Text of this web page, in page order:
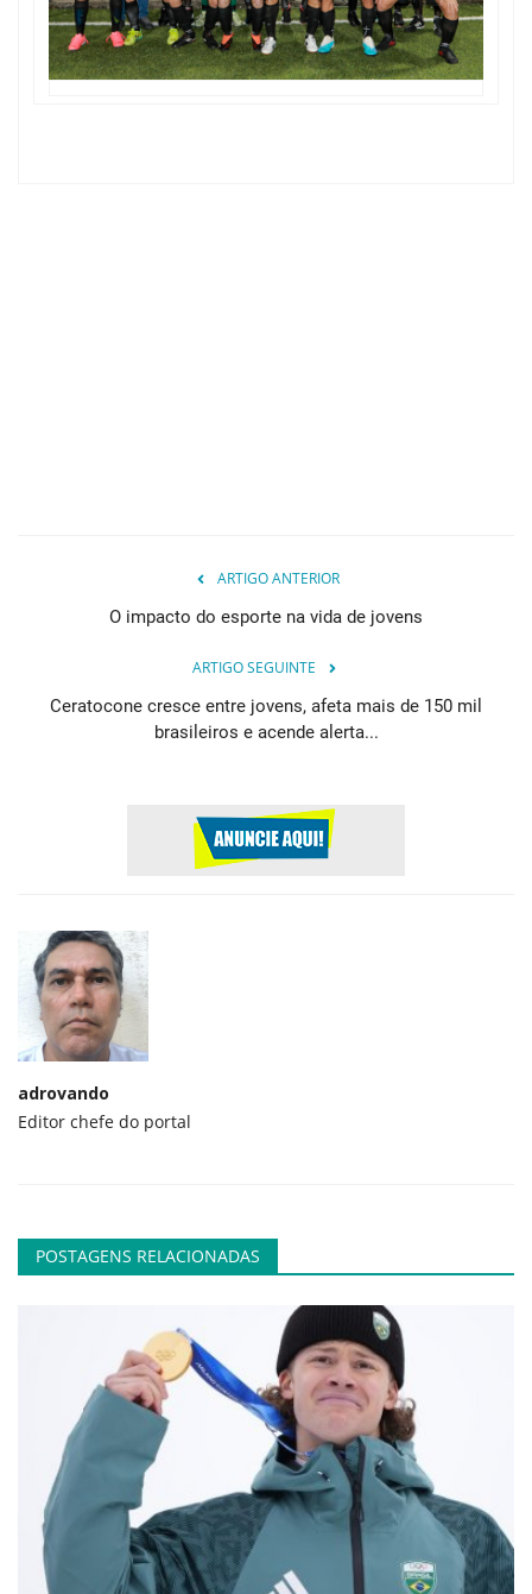
ARTIGO ANTERIOR
O impacto do esporte na vida de jovens
ARTIGO SEGUINTE
Ceratocone cresce entre jovens, afeta mais de 150 mil
brasileiros e acende alerta...
adrovando
Editor chefe do portal
POSTAGENS RELACIONADAS